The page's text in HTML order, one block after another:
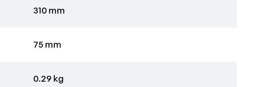
310 mm
75 mm
0.29 kg